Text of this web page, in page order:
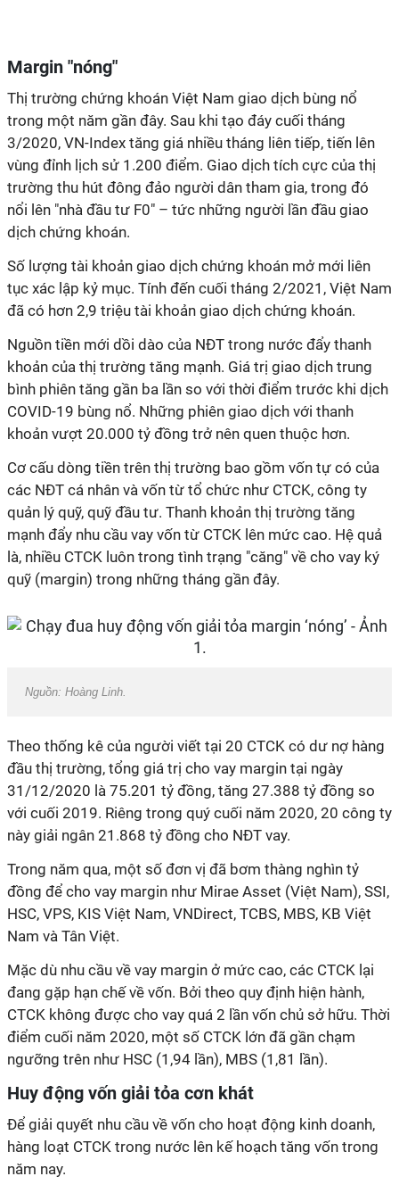
Margin "nóng"
Thị trường chứng khoán Việt Nam giao dịch bùng nổ
trong một năm gần đây. Sau khi tạo đáy cuối tháng
3/2020, VN-Index tăng giá nhiều tháng liên tiếp, tiến lên
vùng đỉnh lịch sử 1.200 điểm. Giao dịch tích cực của thị
trường thu hút đông đảo người dân tham gia, trong đó
nổi lên "nhà đầu tư F0" – tức những người lần đầu giao
dịch chứng khoán.
Số lượng tài khoản giao dịch chứng khoán mở mới liên
tục xác lập kỷ mục. Tính đến cuối tháng 2/2021, Việt Nam
đã có hơn 2,9 triệu tài khoản giao dịch chứng khoán.
Nguồn tiền mới dồi dào của NĐT trong nước đẩy thanh
khoản của thị trường tăng mạnh. Giá trị giao dịch trung
bình phiên tăng gần ba lần so với thời điểm trước khi dịch
COVID-19 bùng nổ. Những phiên giao dịch với thanh
khoản vượt 20.000 tỷ đồng trở nên quen thuộc hơn.
Cơ cấu dòng tiền trên thị trường bao gồm vốn tự có của
các NĐT cá nhân và vốn từ tổ chức như CTCK, công ty
quản lý quỹ, quỹ đầu tư. Thanh khoản thị trường tăng
mạnh đẩy nhu cầu vay vốn từ CTCK lên mức cao. Hệ quả
là, nhiều CTCK luôn trong tình trạng "căng" về cho vay ký
quỹ (margin) trong những tháng gần đây.
Nguồn: Hoàng Linh.
Theo thống kê của người viết tại 20 CTCK có dư nợ hàng
đầu thị trường, tổng giá trị cho vay margin tại ngày
31/12/2020 là 75.201 tỷ đồng, tăng 27.388 tỷ đồng so
với cuối 2019. Riêng trong quý cuối năm 2020, 20 công ty
này giải ngân 21.868 tỷ đồng cho NĐT vay.
Trong năm qua, một số đơn vị đã bơm thàng nghìn tỷ
đồng để cho vay margin như Mirae Asset (Việt Nam), SSI,
HSC, VPS, KIS Việt Nam, VNDirect, TCBS, MBS, KB Việt
Nam và Tân Việt.
Mặc dù nhu cầu về vay margin ở mức cao, các CTCK lại
đang gặp hạn chế về vốn. Bởi theo quy định hiện hành,
CTCK không được cho vay quá 2 lần vốn chủ sở hữu. Thời
điểm cuối năm 2020, một số CTCK lớn đã gần chạm
ngưỡng trên như HSC (1,94 lần), MBS (1,81 lần).
Huy động vốn giải tỏa cơn khát
Để giải quyết nhu cầu về vốn cho hoạt động kinh doanh,
hàng loạt CTCK trong nước lên kế hoạch tăng vốn trong
năm nay.